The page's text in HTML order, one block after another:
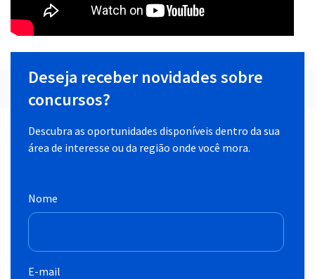
Deseja receber novidades sobre
concursos?
Descubra as oportunidades disponíveis dentro da sua
área de interesse ou da região onde você mora.
Nome
E-mail